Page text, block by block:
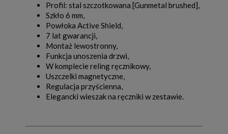
Profil: stal szczotkowana [Gunmetal brushed],
Szkło 6 mm,
Powłoka Active Shield,
7 lat gwarancji,
Montaż lewostronny,
Funkcja unoszenia drzwi,
W komplecie reling ręcznikowy,
Uszczelki magnetyczne,
Regulacja przyścienna,
Elegancki wieszak na ręczniki w zestawie.